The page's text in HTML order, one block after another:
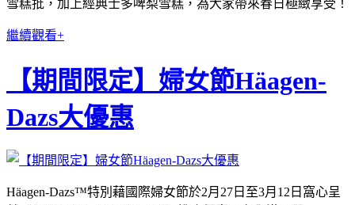
雪糕批，加上經典士多啤梨雪糕，為大家帶來春日極緻享受！
繼續觀看+
【期間限定】婦女節Häagen-
Dazs大優惠
Häagen-Dazs™特別藉國際婦女節於2月27日至3月12日窩心呈